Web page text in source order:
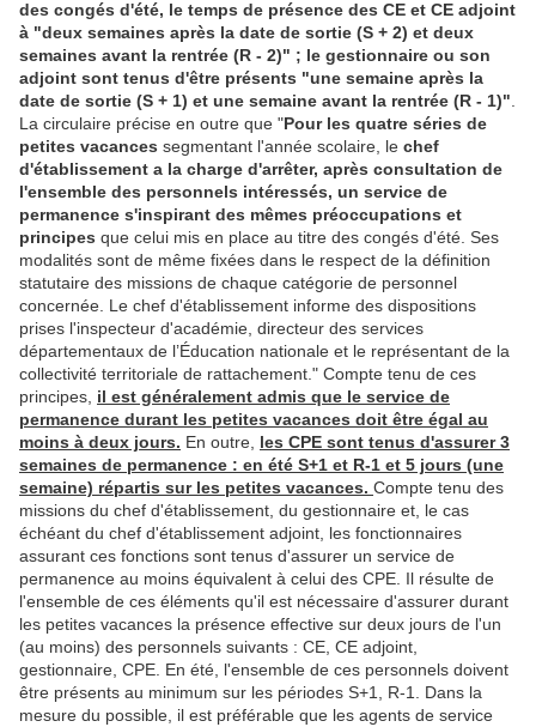
des congés d'été, le temps de présence des CE et CE adjoint
à "deux semaines après la date de sortie (S + 2) et deux
semaines avant la rentrée (R - 2)" ; le gestionnaire ou son
adjoint sont tenus d'être présents "une semaine après la
date de sortie (S + 1) et une semaine avant la rentrée (R - 1)"
La circulaire précise en outre que "Pour les quatre séries de
petites vacances segmentant l'année scolaire, le chef
d'établissement a la charge d'arrêter, après consultation de
l'ensemble des personnels intéressés, un service de
permanence s'inspirant des mêmes préoccupations et
principes que celui mis en place au titre des congés d'été. Ses
modalités sont de même fixées dans le respect de la définition
statutaire des missions de chaque catégorie de personnel
concernée. Le chef d'établissement informe des dispositions
prises l'inspecteur d'académie, directeur des services
départementaux de l’Éducation nationale et le représentant de la
collectivité territoriale de rattachement." Compte tenu de ces
principes, il est généralement admis que le service de
permanence durant les petites vacances doit être égal au
moins à deux jours. En outre, les CPE sont tenus d'assurer 3
semaines de permanence : en été S+1 et R-1 et 5 jours (une
semaine) répartis sur les petites vacances. Compte tenu des
missions du chef d'établissement, du gestionnaire et, le cas
échéant du chef d'établissement adjoint, les fonctionnaires
assurant ces fonctions sont tenus d'assurer un service de
permanence au moins équivalent à celui des CPE. Il résulte de
l'ensemble de ces éléments qu'il est nécessaire d'assurer durant
les petites vacances la présence effective sur deux jours de l'un
(au moins) des personnels suivants : CE, CE adjoint,
gestionnaire, CPE. En été, l'ensemble de ces personnels doivent
être présents au minimum sur les périodes S+1, R-1. Dans la
mesure du possible, il est préférable que les agents de service